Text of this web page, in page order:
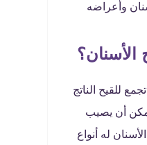
وأعراضه
للقيح الناتج
أن يصيب
له أنواع